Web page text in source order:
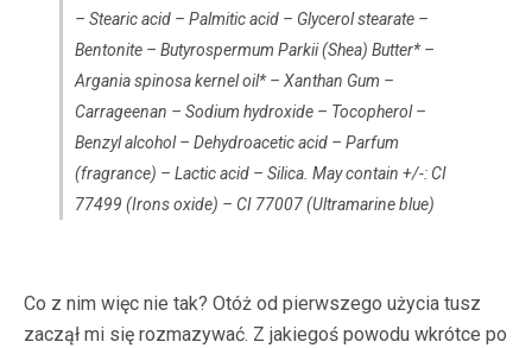
– Stearic acid – Palmitic acid – Glycerol stearate –
Bentonite – Butyrospermum Parkii (Shea) Butter* –
Argania spinosa kernel oil* – Xanthan Gum –
Carrageenan – Sodium hydroxide – Tocopherol –
Benzyl alcohol – Dehydroacetic acid – Parfum
(fragrance) – Lactic acid – Silica. May contain +/-: CI
77499 (Irons oxide) – CI 77007 (Ultramarine blue)
Co z nim więc nie tak? Otóż od pierwszego użycia tusz
zaczął mi się rozmazywać. Z jakiegoś powodu wkrótce po